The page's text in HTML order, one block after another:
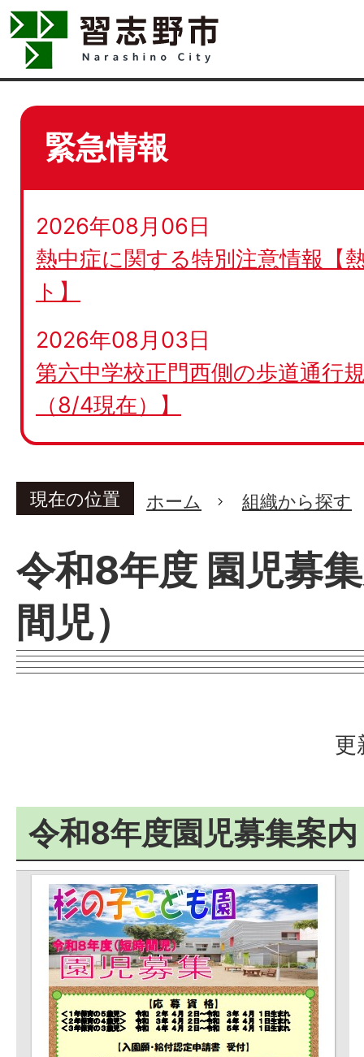
緊急情報
2026年08月06日
熱中症に関する特別注意情報【
ト】
2026年08月03日
第六中学校正門西側の歩道通行
（8/4現在）】
現在の位置 ホーム 組織から探す
令和8年度 園児募
間児）
更
令和8年度園児募集案内